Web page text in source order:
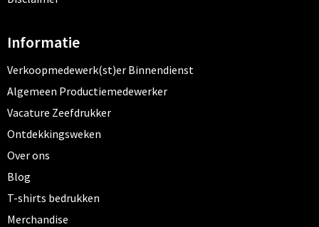
Informatie
Verkoopmedewerk(st)er Binnendienst
Algemeen Productiemedewerker
Vacature Zeefdrukker
Ontdekkingsweken
Over ons
Blog
T-shirts bedrukken
Merchandise